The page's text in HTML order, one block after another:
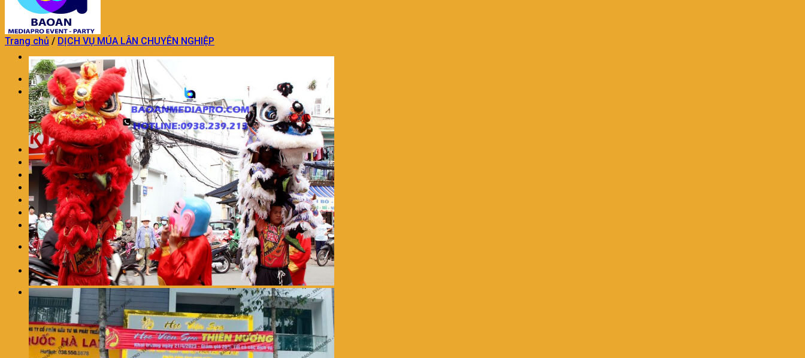
Trang chủ
TỔ CHỨC SỰ KIỆN
TỔ CHỨC SỰ KIỆN KHAI TRƯƠNG
DỊCH VỤ TỔ CHỨC SINH NHẬT
DỊCH VỤ TỔ CHỨC TRUNG THU
TỔ CHỨC SỰ KIỆN TRON GÓI KHÁC
TRANG TRÍ THÔI NÔI SINH NHẬT
DỊCH VỤ MÚA LÂN CHUYÊN NGHIỆP
DỊCH VỤ TRANG TRÍ KHAI TRƯƠNG
DỊCH VỤ NHÂN SỰ SỰ KIỆN
CHO THUÊ ÂM THANH ÁNH SÁNG
LIÊN HỆ
BÁO GIÁ
0
Giỏ hàng
Chưa có sản phẩm trong giỏ hàng.
Trang chủ / DỊCH VỤ MÚA LÂN CHUYÊN NGHIỆP